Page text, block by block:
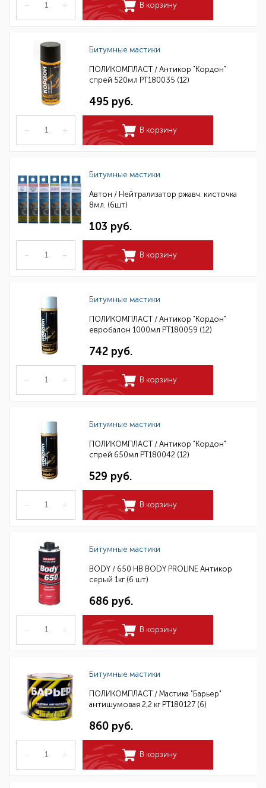
– + В корзину
Битумные мастики
ПОЛИКОМПЛАСТ / Антикор "Кордон"
спрей 520мл РТ180035 (12)
495 руб.
– + В корзину
Битумные мастики
Автон / Нейтрализатор ржавч. кисточка
8мл. (6шт)
103 руб.
– + В корзину
Битумные мастики
ПОЛИКОМПЛАСТ / Антикор "Кордон"
евробалон 1000мл РТ180059 (12)
742 руб.
– + В корзину
Битумные мастики
ПОЛИКОМПЛАСТ / Антикор "Кордон"
спрей 650мл РТ180042 (12)
529 руб.
– + В корзину
Битумные мастики
BODY / 650 HB BODY PROLINE Антикор
серый 1кг (6 шт)
686 руб.
– + В корзину
Битумные мастики
ПОЛИКОМПЛАСТ / Мастика "Барьер"
антишумовая 2,2 кг РТ180127 (6)
860 руб.
– + В корзину